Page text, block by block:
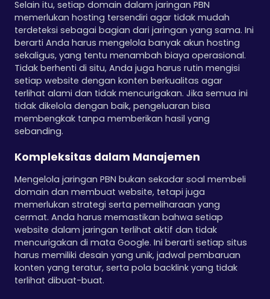
Selain itu, setiap domain dalam jaringan PBN
memerlukan hosting tersendiri agar tidak mudah
terdeteksi sebagai bagian dari jaringan yang sama. Ini
berarti Anda harus mengelola banyak akun hosting
sekaligus, yang tentu menambah biaya operasional.
Tidak berhenti di situ, Anda juga harus rutin mengisi
setiap website dengan konten berkualitas agar
terlihat alami dan tidak mencurigakan. Jika semua ini
tidak dikelola dengan baik, pengeluaran bisa
membengkak tanpa memberikan hasil yang
sebanding.
Kompleksitas dalam Manajemen
Mengelola jaringan PBN bukan sekadar soal membeli
domain dan membuat website, tetapi juga
memerlukan strategi serta pemeliharaan yang
cermat. Anda harus memastikan bahwa setiap
website dalam jaringan terlihat aktif dan tidak
mencurigakan di mata Google. Ini berarti setiap situs
harus memiliki desain yang unik, jadwal pembaruan
konten yang teratur, serta pola backlink yang tidak
terlihat dibuat-buat.